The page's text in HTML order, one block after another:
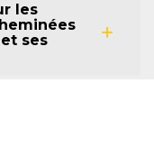
les
ses